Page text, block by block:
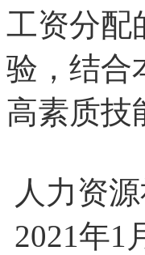
工资分配
验，结合
高素质技
人力资
2021年1